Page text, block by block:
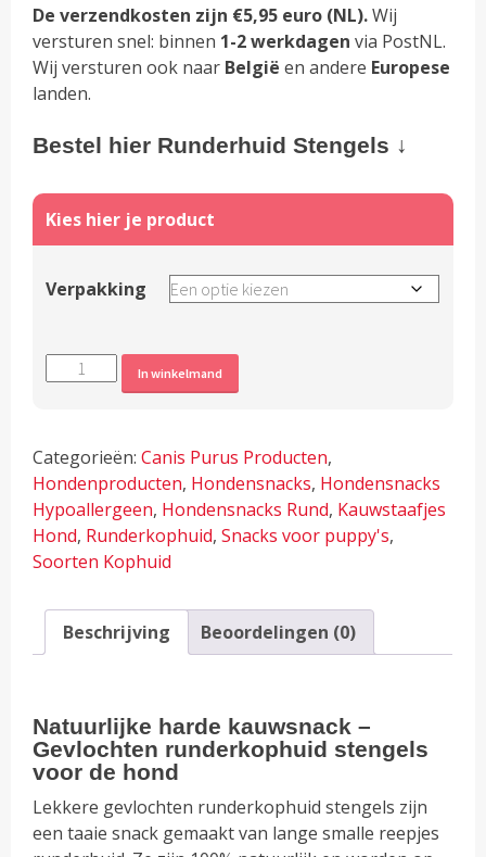
De verzendkosten zijn €5,95 euro (NL).Wij
versturen snel: binnen 1-2 werkdagen via PostNL.
Wij versturen ook naar België en andere Europese
landen.
Bestel hier Runderhuid Stengels ↓
Verpakking
Natuurlijke
Gevlochten
Runderhuid
Stengels
aantal
In winkelmand
Categorieën:Canis Purus Producten,
Hondenproducten, Hondensnacks, Hondensnacks
Hypoallergeen, Hondensnacks Rund, Kauwstaafjes
Hond, Runderkophuid,Snacks voor puppy's,
Soorten Kophuid
Beschrijving Beoordelingen (0)
Natuurlijke harde kauwsnack –
Gevlochten runderkophuid stengels
voor de hond
Lekkere gevlochten runderkophuid stengels zijn
een taaie snack gemaakt van lange smalle reepjes